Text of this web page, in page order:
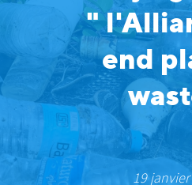
"
end
19